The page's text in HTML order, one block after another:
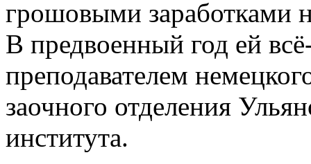
грошовыми заработками
В предвоенный год ей
преподавателем
заочного отделения
института.